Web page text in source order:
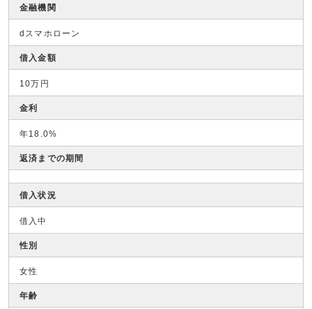
金融機関
dスマホローン
借入金額
10万円
金利
年18.0%
返済までの期間
借入状況
借入中
性別
女性
年齢